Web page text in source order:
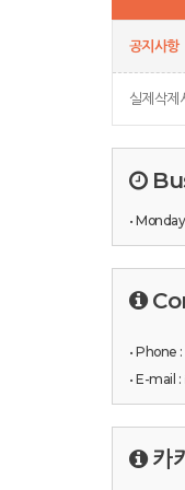
공지사항
실제삭제
•
• Phone :
• E-mail :
카